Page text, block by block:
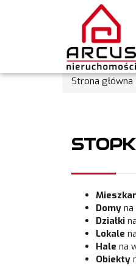
Strona główna
Domy na
Działki
Lokale
Hale na
Obiekty